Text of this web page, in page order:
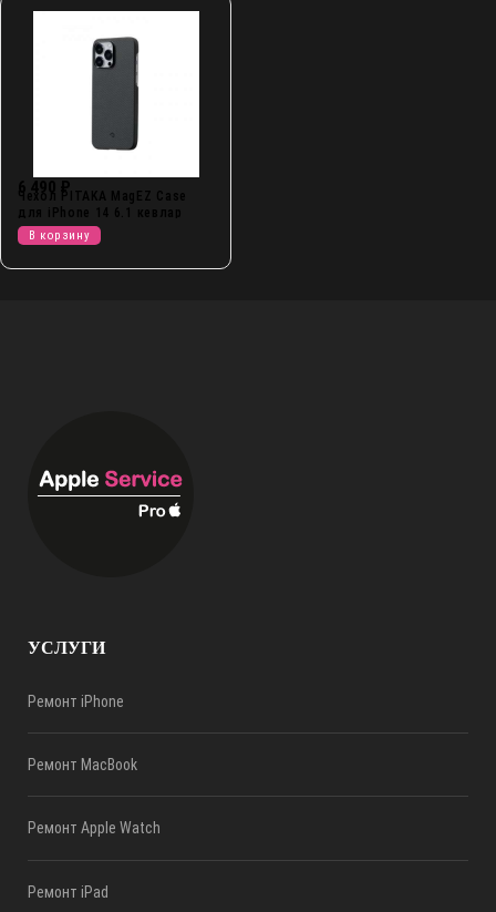
6 490 ₽
Чехол PITAKA MagEZ Case
для iPhone 14 6.1 кевлар
(арамид)
В корзину
УСЛУГИ
Ремонт iPhone
Ремонт MacBook
Ремонт Apple Watch
Ремонт iPad